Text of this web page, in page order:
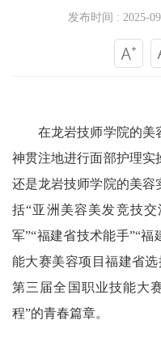
发布时间 : 2025-
在龙岩技师学院的美
神贯注地进行面部护理实
还是龙岩技师学院的美容
括“亚洲美容美发竞技
军”“福建省技术能手”“
能大赛美容项目福建省
第三届全国职业技能大
程”的青春篇章。